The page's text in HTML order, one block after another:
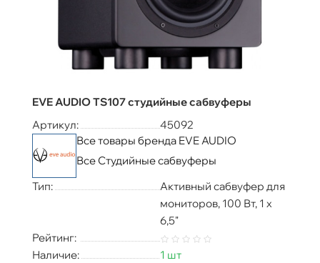
EVE AUDIO TS107 студийные сабвуферы
Артикул:
45092
Все товары бренда EVE AUDIO
Все Студийные сабвуферы
Тип:
Активный сабвуфер для
мониторов, 100 Вт, 1 х
6,5"
Рейтинг:
Наличие:
1 шт